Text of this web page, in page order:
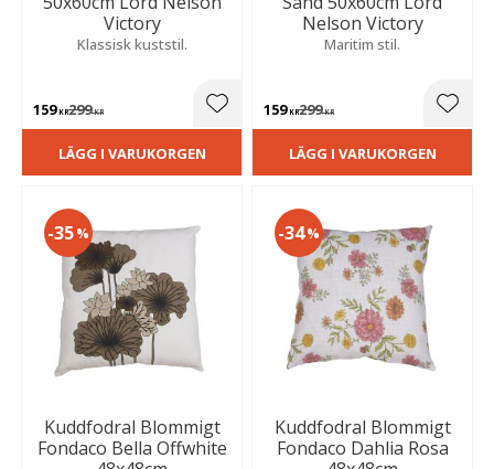
Victory
Klassisk kuststil.
159KR299KR Lägg till i favoriter
LÄGG I VARUKORGEN
Nelson Victory
Maritim stil.
159KR299KR
LÄGG I VARUKORGEN
Kuddfodral Blommigt
Fondaco Bella Offwhite
35%
Kuddfodral Blommigt
Fondaco Dahlia Rosa
34%